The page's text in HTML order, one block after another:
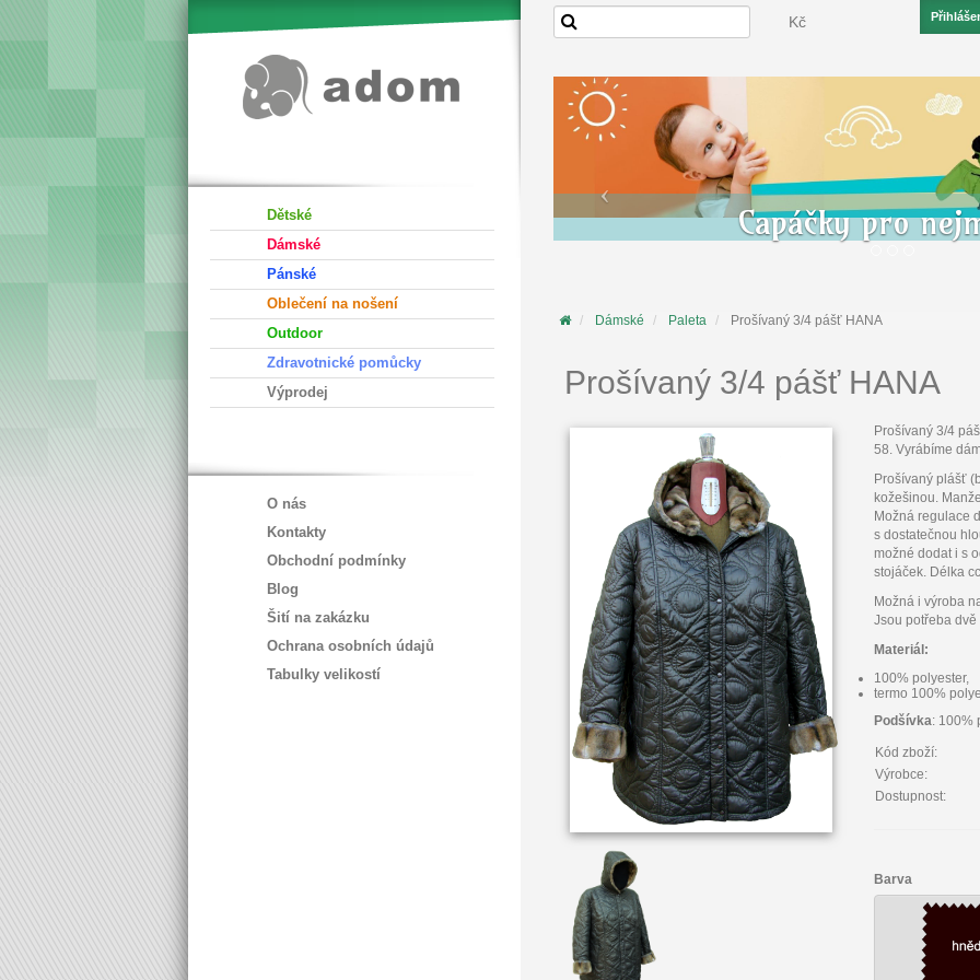
Dětské
Dámské
Pánské
Oblečení na nošení
Outdoor
Zdravotnické pomůcky
Výprodej
O nás
Kontakty
Obchodní podmínky
Blog
Šití na zakázku
Ochrana osobních údajů
Tabulky velikostí
Kč
Capáčky pro
Dámské Paleta Prošívaný 3/4 pášť HANA
Prošívaný 3/4 pášť HANA
Prošívaný 3/4
58. Vyrábíme
Prošívaný plášť
kožešinou.
Možná regulace
s dostatečnou
možné dodat i s
stojáček. Délka
Možná i výroba
Jsou potřeba
Materiál:
100% polyester,
termo 100%
Podšívka: 100%
Kód zboží:
Výrobce:
Dostupnost:
Barva